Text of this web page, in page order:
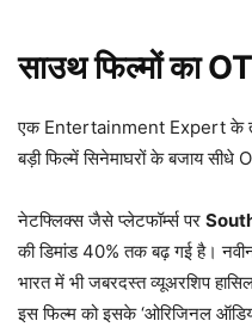
साउथ फिल्मों का
एक Entertainment Expert के
बड़ी फिल्में सिनेमाघरों के बजाय सीधे
नेटफ्लिक्स जैसे प्लेटफॉर्म्स पर
की डिमांड 40% तक बढ़ गई है। नवीन
भारत में भी जबरदस्त व्यूअरशिप
इस फिल्म को इसके ‘ओरिजिनल